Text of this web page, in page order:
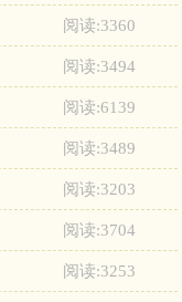
阅读:3360
阅读:3494
阅读:6139
阅读:3489
阅读:3203
阅读:3704
阅读:3253